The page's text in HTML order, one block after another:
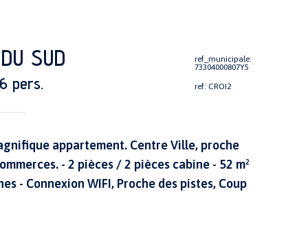
SUD
pers.
ref_municipale:
73304000807Y5
ref: CROI2
appartement. Centre Ville, proche
- 2 pièces / 2 pièces cabine - 52 m²
- Connexion WIFI, Proche des pistes, Coup